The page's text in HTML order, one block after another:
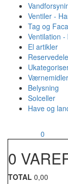
Ventiler -
Tag og
Ventilation -
El artikler
Reservedele
Værnemidler
Belysning
Solceller
Have og
0
0
TOTAL 0,00